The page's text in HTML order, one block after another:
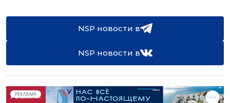
NSP новости в
NSP новости в
РЕКЛАМА